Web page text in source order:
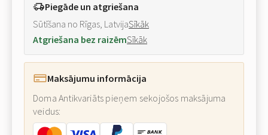
Piegāde un atgriešana
Sūtīšana no Rīgas, LatvijaSīkāk
Atgriešana bez raizēmSīkāk
Maksājumu informācija
Doma Antikvariāts pieņem sekojošos maksājuma
veidus: